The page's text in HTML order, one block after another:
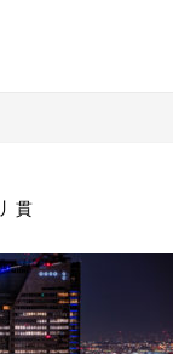
丿貫